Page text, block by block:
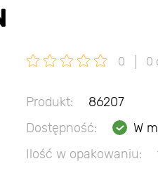
0 0
Produkt:
86207
Dostępność:
W
Ilość w opakowaniu: